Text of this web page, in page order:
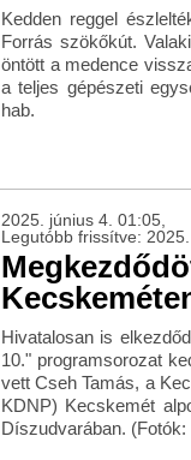
Kedden reggel
Forrás szökőkút.
öntött a medence
a teljes gépészeti
hab.
2025. június 4. 01:05,
Legutóbb frissítve:
Hivatalosan is
10." programsorozat
vett Cseh Tamás, a
KDNP) Kecskemét
Díszudvarában.